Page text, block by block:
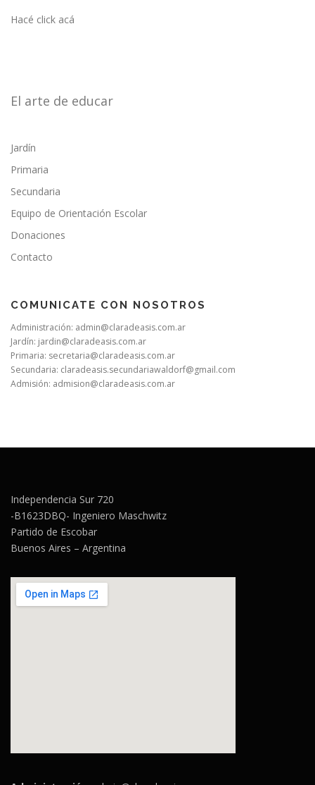
Hacé click acá
El arte de educar
Jardín
Primaria
Secundaria
Equipo de Orientación Escolar
Donaciones
Contacto
COMUNICATE CON NOSOTROS
Administración: admin@claradeasis.com.ar
Jardín: jardin@claradeasis.com.ar
Primaria: secretaria@claradeasis.com.ar
Secundaria: claradeasis.secundariawaldorf@gmail.com
Admisión: admision@claradeasis.com.ar
Independencia Sur 720
-B1623DBQ- Ingeniero Maschwitz
Partido de Escobar
Buenos Aires – Argentina